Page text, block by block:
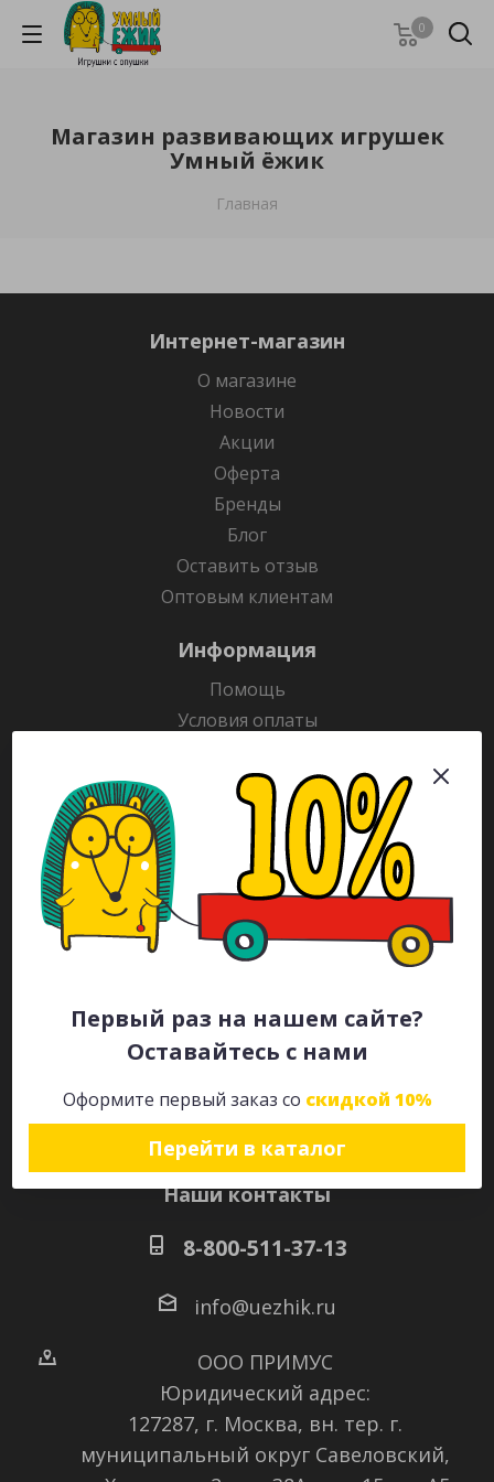
Первый раз на нашем сайте?
Оставайтесь с нами
Оформите первый заказ со скидкой 10%
Перейти в каталог
0
Магазин развивающих игрушек
Умный ёжик
Главная
Интернет-магазин
О магазине
Новости
Акции
Оферта
Бренды
Блог
Оставить отзыв
Оптовым клиентам
Информация
Помощь
Условия оплаты
Гарантия на товар
Раскраски
Рекламодателям
Каталог
Будьте всегда в курсе!
Наши контакты
8-800-511-37-13
info@uezhik.ru
ООО ПРИМУС
Юридический адрес:
127287, г. Москва, вн. тер. г.
муниципальный округ Савеловский,